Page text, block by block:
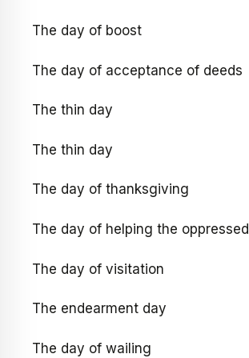
The day of boost
The day of acceptance of deeds
The thin day
The thin day
The day of thanksgiving
The day of helping the oppressed
The day of visitation
The endearment day
The day of wailing